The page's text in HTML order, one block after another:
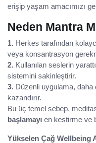
erişip yaşam amacımızı
Neden Mantra
1. Herkes tarafından
veya konsantrasyon
2. Kullanılan seslerin
sistemini sakinleştirir.
3. Düzenli uygulama, daha
kazandırır.
Bu üç temel sebep,
başlamayı en kestirme ve
Yükselen Çağ Wellbeing